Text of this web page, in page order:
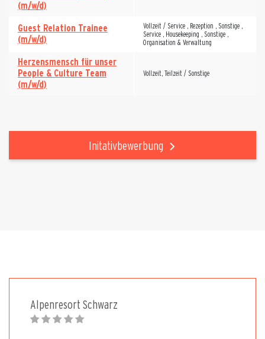
(m/w/d)
Guest Relation Trainee
(m/w/d)
Vollzeit / Service , Rezeption , Sonstige ,
Service , Housekeeping , Sonstige ,
Organisation & Verwaltung
Herzensmensch für unser
People & Culture Team
(m/w/d)
Vollzeit, Teilzeit / Sonstige
Initativbewerbung
Alpenresort Schwarz